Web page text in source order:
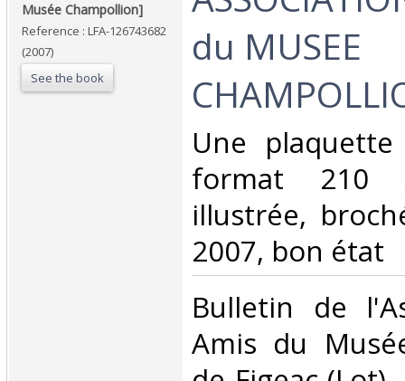
Musée Champollion]‎
Reference : LFA-126743682
(2007)
See the book
du MUSEE
‎Une
format 210
illustrée,
2007, bon état‎
‎Bulletin de
Amis du